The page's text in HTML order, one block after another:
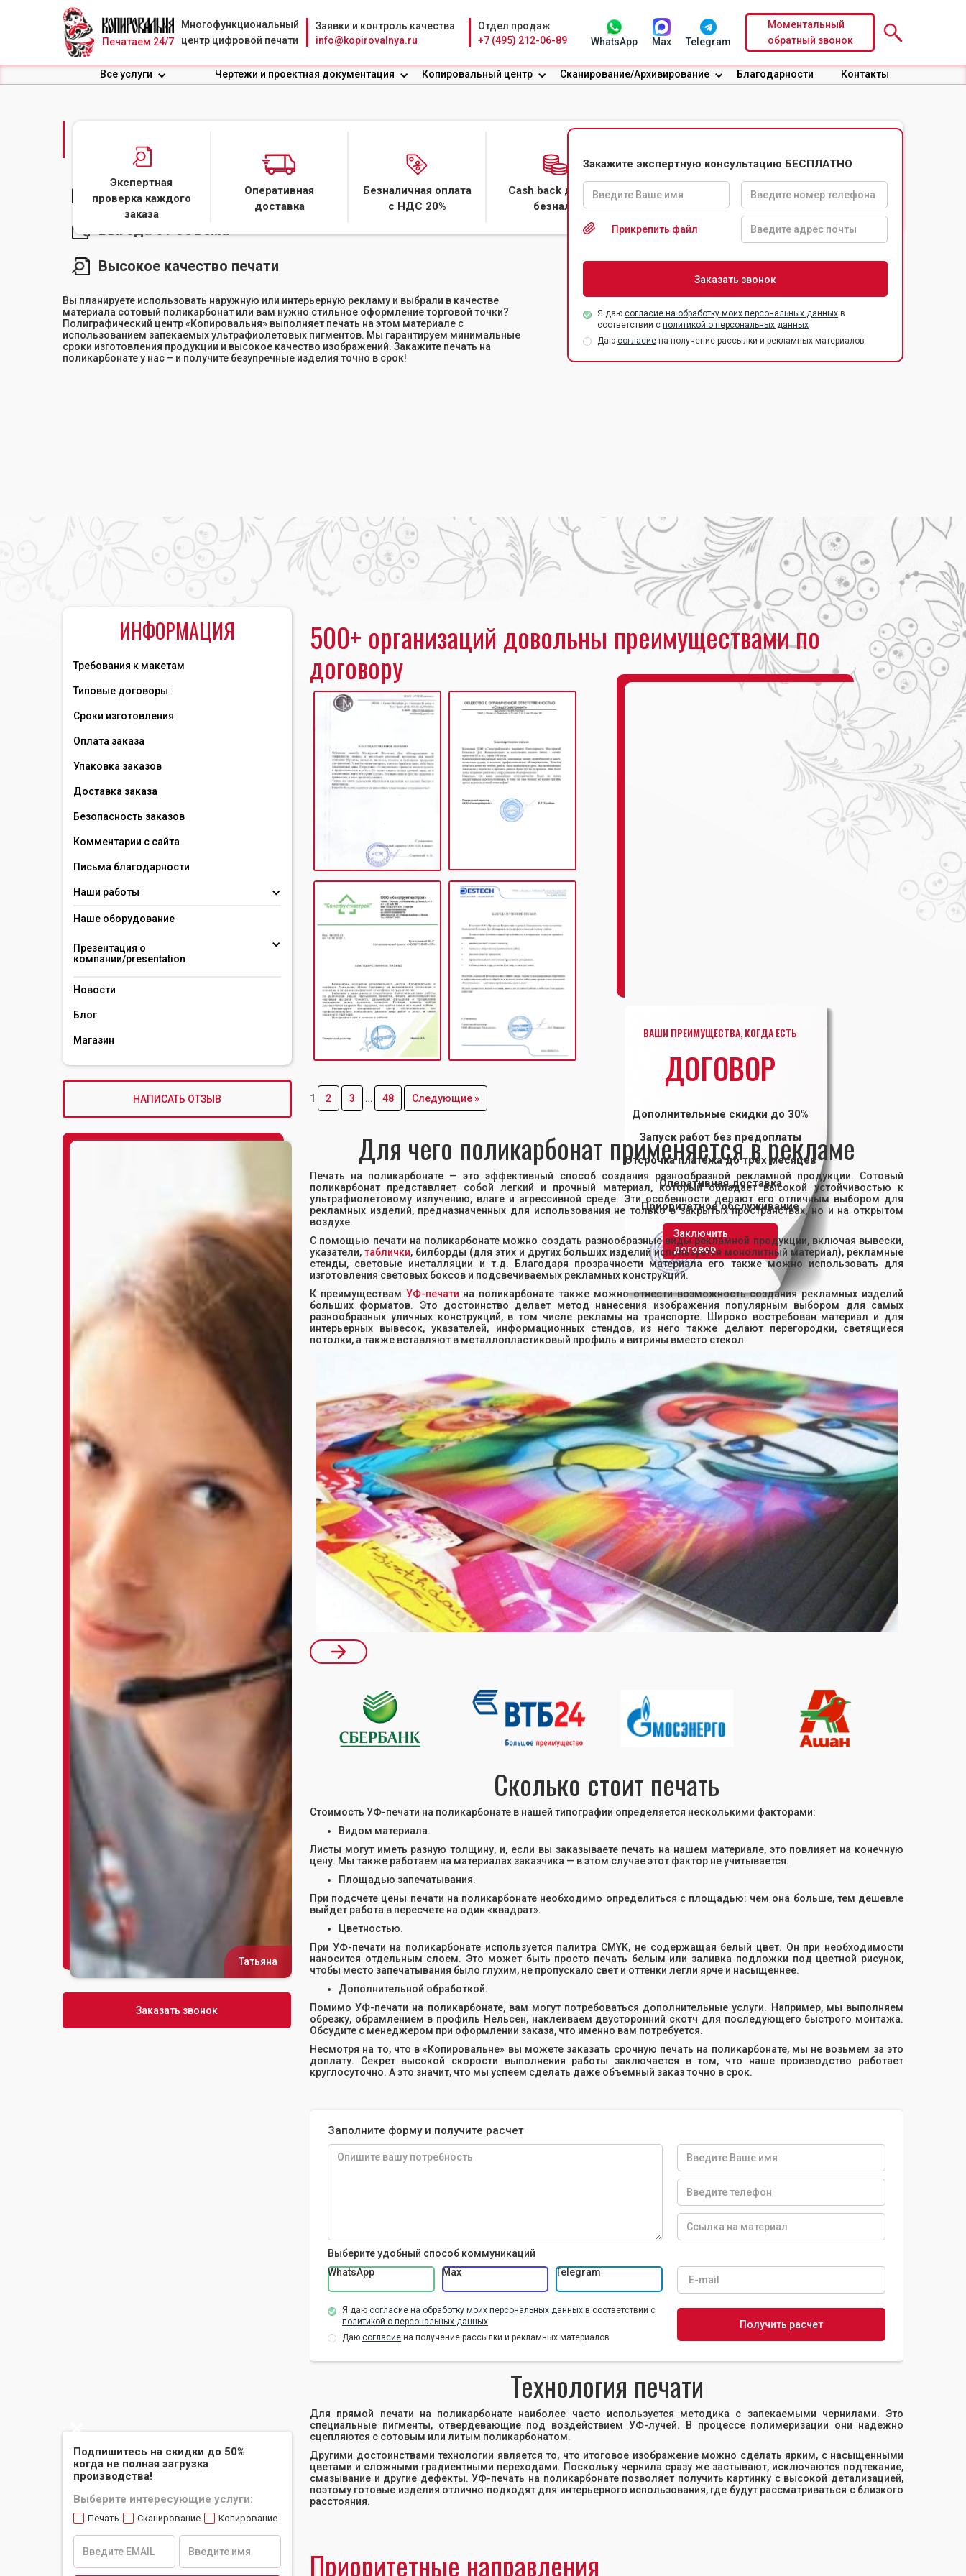
Печатаем 24/7
Многофункциональный
центр цифровой печати
Заявки и контроль качества
info@kopirovalnya.ru
Отдел продаж
+7 (495) 212-06-89
WhatsApp Max Telegram
Моментальный
обратный звонок
Все услуги Чертежи и проектная документация Копировальный центр Сканирование/Архивирование Благодарности Контакты
ПЕЧАТЬ НА ПОЛИКАРБОНАТЕ
Срочное производство без доплаты
Выгода от объема
Высокое качество печати
Вы планируете использовать наружную или интерьерную рекламу и выбрали в качестве
материала сотовый поликарбонат или вам нужно стильное оформление торговой точки?
Полиграфический центр «Копировальня» выполняет печать на этом материале с
использованием запекаемых ультрафиолетовых пигментов. Мы гарантируем минимальные
сроки изготовления продукции и высокое качество изображений. Закажите печать на
поликарбонате у нас – и получите безупречные изделия точно в срок!
Экспертная
проверка каждого
заказа
Оперативная
доставка
Безналичная оплата
с НДС 20%
Cash back даже с
безнала
Безопасность
информации
Доверительные
условия по
договору
Закажите экспертную консультацию БЕСПЛАТНО
Прикрепить файл
Я даю согласие на обработку моих персональных данных в
соответствии с политикой о персональных данных
Даю согласие на получение рассылки и рекламных материалов
Печать на поликарбонате
ИНФОРМАЦИЯ
Требования к макетам
Типовые договоры
Сроки изготовления
Оплата заказа
Упаковка заказов
Доставка заказа
Безопасность заказов
Комментарии с сайта
Письма благодарности
Наши работы
Наше оборудование
Презентация о
компании/presentation
Новости
Блог
Магазин
НАПИСАТЬ ОТЗЫВ
Сусана
Заказать звонок
Подпишитесь на скидки до 50%
когда не полная загрузка
производства!
Выберите интересующие услуги:
Печать Сканирование Копирование
500+ организаций довольны преимуществами по
договору
ВАШИ ПРЕИМУЩЕСТВА, КОГДА ЕСТЬ
ДОГОВОР
Дополнительные скидки до 30%
Запуск работ без предоплаты
Отсрочка платежа до трех месяцев
Оперативная доставка
Приоритетное обслуживание
Заключить
договор
1 2 3 … 48 Следующие »
Для чего поликарбонат применяется в рекламе
Печать на поликарбонате — это эффективный способ создания разнообразной рекламной продукции. Сотовый
поликарбонат представляет собой легкий и прочный материал, который обладает высокой устойчивостью к
ультрафиолетовому излучению, влаге и агрессивной среде. Эти особенности делают его отличным выбором для
рекламных изделий, предназначенных для использования не только в закрытых пространствах, но и на открытом
воздухе.
С помощью печати на поликарбонате можно создать разнообразные виды рекламной продукции, включая вывески,
указатели, таблички, билборды (для этих и других больших изделий используется монолитный материал), рекламные
стенды, световые инсталляции и т.д. Благодаря прозрачности материала его также можно использовать для
изготовления световых боксов и подсвечиваемых рекламных конструкций.
К преимуществам УФ-печати на поликарбонате также можно отнести возможность создания рекламных изделий
больших форматов. Это достоинство делает метод нанесения изображения популярным выбором для самых
разнообразных уличных конструкций, в том числе рекламы на транспорте. Широко востребован материал и для
интерьерных вывесок, указателей, информационных стендов, из него также делают перегородки, светящиеся
потолки, а также вставляют в металлопластиковый профиль и витрины вместо стекол.
Сколько стоит печать
Стоимость УФ-печати на поликарбонате в нашей типографии определяется несколькими факторами:
Видом материала.
Листы могут иметь разную толщину, и, если вы заказываете печать на нашем материале, это повлияет на конечную
цену. Мы также работаем на материалах заказчика — в этом случае этот фактор не учитывается.
Площадью запечатывания.
При подсчете цены печати на поликарбонате необходимо определиться с площадью: чем она больше, тем дешевле
выйдет работа в пересчете на один «квадрат».
Цветностью.
При УФ-печати на поликарбонате используется палитра CMYK, не содержащая белый цвет. Он при необходимости
наносится отдельным слоем. Это может быть просто печать белым или заливка подложки под цветной рисунок,
чтобы место запечатывания было глухим, не пропускало свет и оттенки легли ярче и насыщеннее.
Дополнительной обработкой.
Помимо УФ-печати на поликарбонате, вам могут потребоваться дополнительные услуги. Например, мы выполняем
обрезку, обрамлением в профиль Нельсен, наклеиваем двусторонний скотч для последующего быстрого монтажа.
Обсудите с менеджером при оформлении заказа, что именно вам потребуется.
Несмотря на то, что в «Копировальне» вы можете заказать срочную печать на поликарбонате, мы не возьмем за это
доплату. Секрет высокой скорости выполнения работы заключается в том, что наше производство работает
круглосуточно. А это значит, что мы успеем сделать даже объемный заказ точно в срок.
Заполните форму и получите расчет
Выберите удобный способ коммуникаций
WhatsApp
Max Telegram
Я даю согласие на обработку моих персональных данных в соответствии с
политикой о персональных данных
Даю согласие на получение рассылки и рекламных материалов
Технология печати
Для прямой печати на поликарбонате наиболее часто используется методика с запекаемыми чернилами. Это
специальные пигменты, отвердевающие под воздействием УФ-лучей. В процессе полимеризации они надежно
сцепляются с сотовым или литым поликарбонатом.
Другими достоинствами технологии является то, что итоговое изображение можно сделать ярким, с насыщенными
цветами и сложными градиентными переходами. Поскольку чернила сразу же застывают, исключаются подтекание,
смазывание и другие дефекты. УФ-печать на поликарбонате позволяет получить картинку с высокой детализацией,
поэтому готовые изделия отлично подходят для интерьерного использования, где будут рассматриваться с близкого
расстояния.
Приоритетные направления